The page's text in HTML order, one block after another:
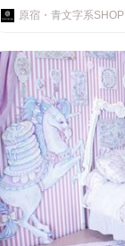
原宿・青文字系SHOP